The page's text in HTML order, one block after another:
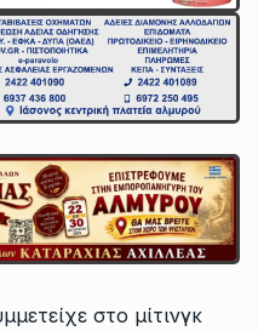
στο μίτινγκ